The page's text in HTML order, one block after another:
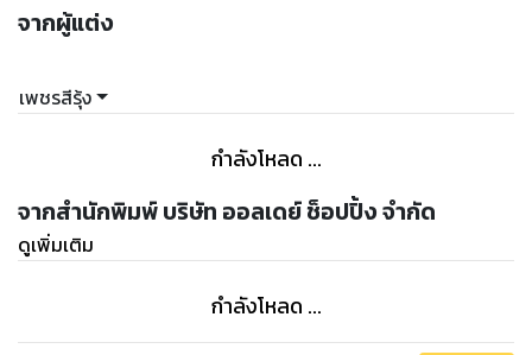
จากผู้แต่ง
เพชรสีรุ้ง
กำลังโหลด ...
จากสำนักพิมพ์ บริษัท ออลเดย์ ช็อปปิ้ง จำกัด
ดูเพิ่มเติม
กำลังโหลด ...